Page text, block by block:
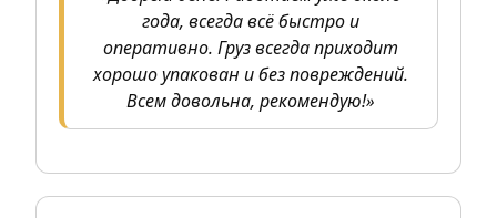
года, всегда всё быстро и
оперативно. Груз всегда приходит
хорошо упакован и без повреждений.
Всем довольна, рекомендую!»